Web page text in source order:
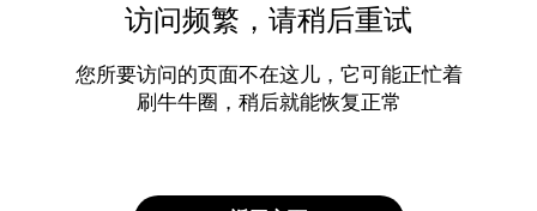
访问频繁，请稍后重试
您所要访问的页面不在这儿，它可能正忙着
刷牛牛圈，稍后就能恢复正常